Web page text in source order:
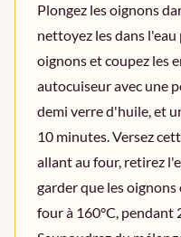
Plongez les oignons
nettoyez les dans l'eau
oignons et coupez les
autocuiseur avec une
demi verre d'huile, et
10 minutes. Versez
allant au four, retirez
garder que les
four à 160°C, pendant